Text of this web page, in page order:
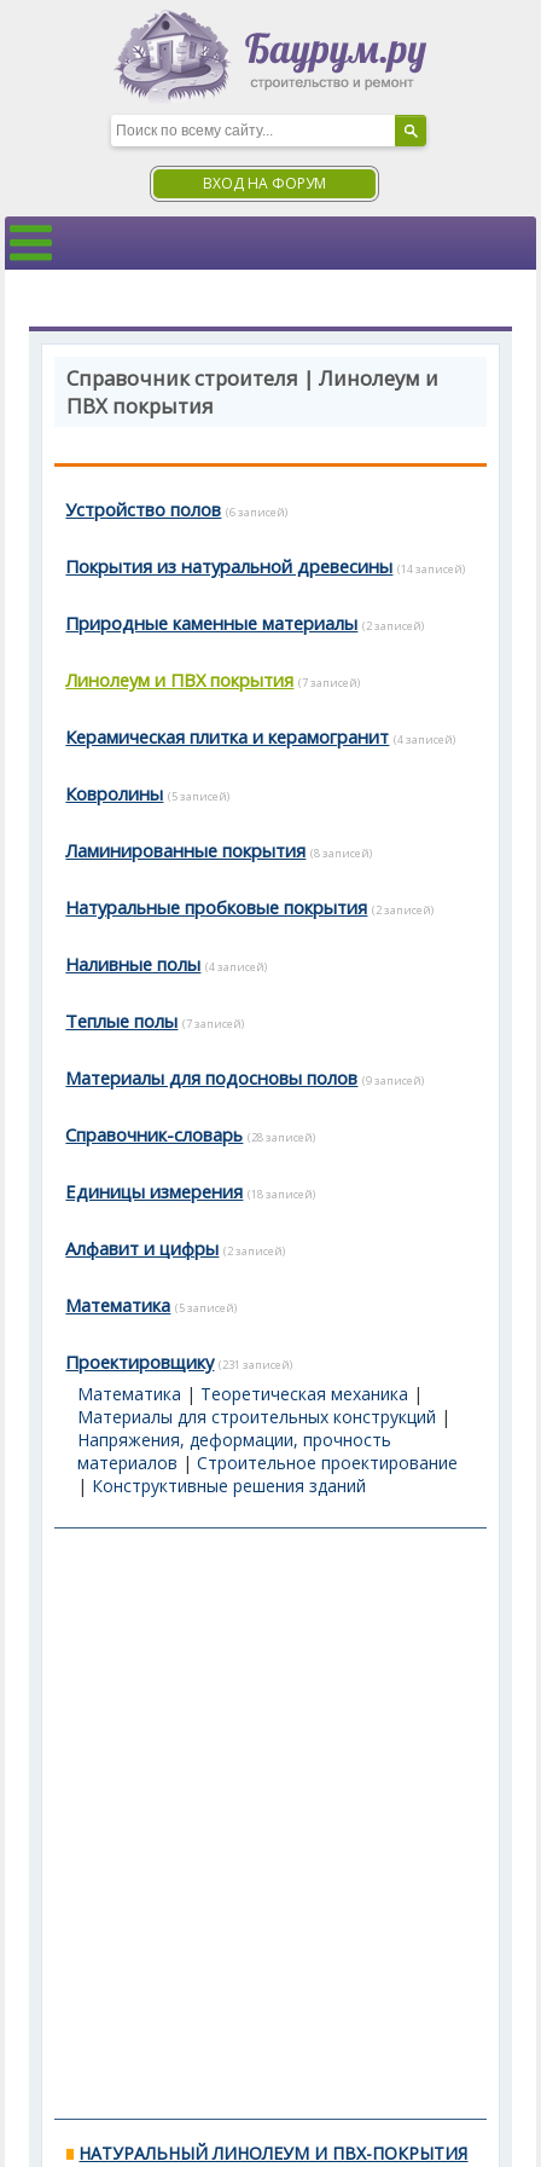
ВХОД НА ФОРУМ
Справочник строителя | Линолеум и
ПВХ покрытия
Устройство полов (6 записей)
Покрытия из натуральной древесины (14 записей)
Природные каменные материалы (2 записей)
Линолеум и ПВХ покрытия (7 записей)
Керамическая плитка и керамогранит (4 записей)
Ковролины (5 записей)
Ламинированные покрытия (8 записей)
Натуральные пробковые покрытия (2 записей)
Наливные полы (4 записей)
Теплые полы (7 записей)
Материалы для подосновы полов (9 записей)
Справочник-словарь (28 записей)
Единицы измерения (18 записей)
Алфавит и цифры (2 записей)
Математика (5 записей)
Проектировщику (231 записей)
Математика | Теоретическая механика |
Материалы для строительных конструкций |
Напряжения, деформации, прочность
материалов |Строительное проектирование
| Конструктивные решения зданий
НАТУРАЛЬНЫЙ ЛИНОЛЕУМ И ПВХ-ПОКРЫТИЯ